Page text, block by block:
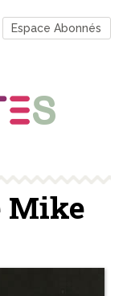
Espace Abonnés
Mike